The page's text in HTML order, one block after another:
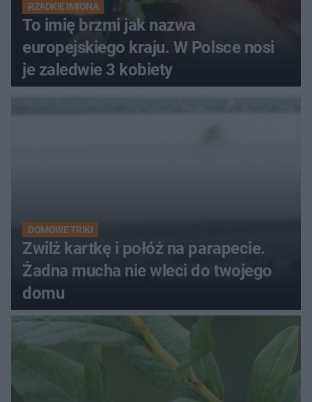
RZADKIE IMIONA
To imię brzmi jak nazwa
europejskiego kraju. W Polsce nosi
je zaledwie 3 kobiety
DOMOWE TRIKI
Zwilż kartkę i połóż na parapecie.
Żadna mucha nie wleci do twojego
domu